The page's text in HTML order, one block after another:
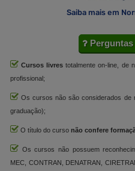
Saiba mais em
Perguntas
Cursos livres totalmente on-line, de
profissional;
Os cursos não são considerados de
graduação);
O título do curso não confere
Os cursos não possuem
MEC, CONTRAN, DENATRAN,